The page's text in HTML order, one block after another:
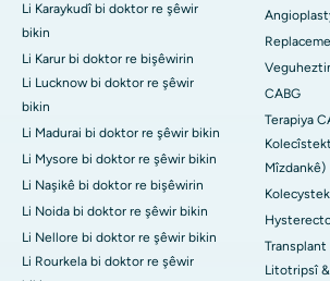
Li Karaykudî bi doktor re şêwir
bikin
Li Karur bi doktor re bişêwirin
Li Lucknow bi doktor re şêwir
bikin
Li Madurai bi doktor re şêwir bikin
Li Mysore bi doktor re şêwir bikin
Li Naşikê bi doktor re bişêwirin
Li Noida bi doktor re şêwir bikin
Li Nellore bi doktor re şêwir bikin
Li Rourkela bi doktor re şêwir
CABG
Terapiya
Mîzdankê)
Transplant
Litotripsî